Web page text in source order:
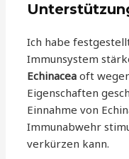
Ich habe
Immunsystem
Echinacea oft
Eigenschaften
Einnahme von
Immunabwehr
verkürzen kann.